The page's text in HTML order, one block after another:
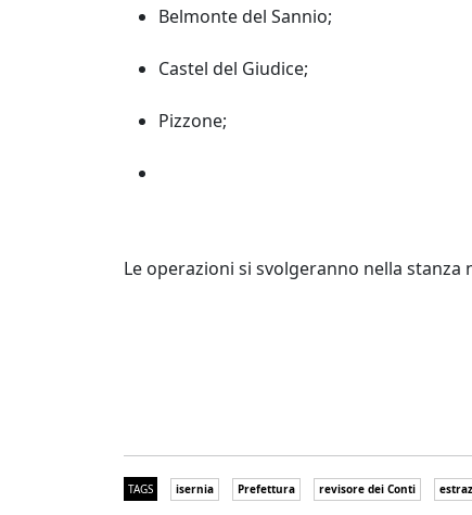
Belmonte del Sannio;
Castel del Giudice;
Pizzone;
Le operazioni si svolgeranno nella
TAGS isernia Prefettura revisore dei Conti